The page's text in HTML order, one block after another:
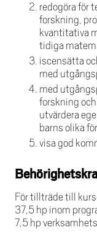
redogöra för
forskning,
kvantitativa
tidiga
iscensätta
med
med
forskning
utvärdera
barns olika
visa god
För tillträde till
37,5 hp inom
7,5 hp